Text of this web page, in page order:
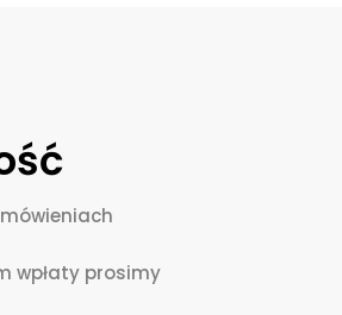
wpłaty prosimy